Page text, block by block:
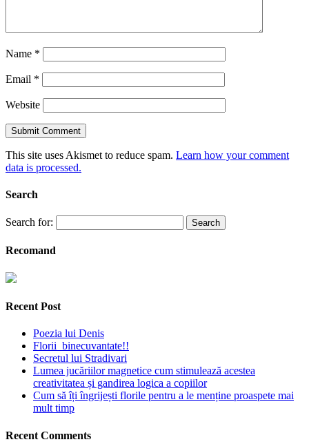
Name *
Email *
Website
This site uses Akismet to reduce spam. Learn how your comment
data is processed.
Search
Search for:
Recomand
Recent Post
Poezia lui Denis
Florii binecuvantate!!
Secretul lui Stradivari
Lumea jucăriilor magnetice cum stimulează acestea
creativitatea și gandirea logica a copiilor
Cum să îți îngrijești florile pentru a le menține proaspete mai
mult timp
Recent Comments